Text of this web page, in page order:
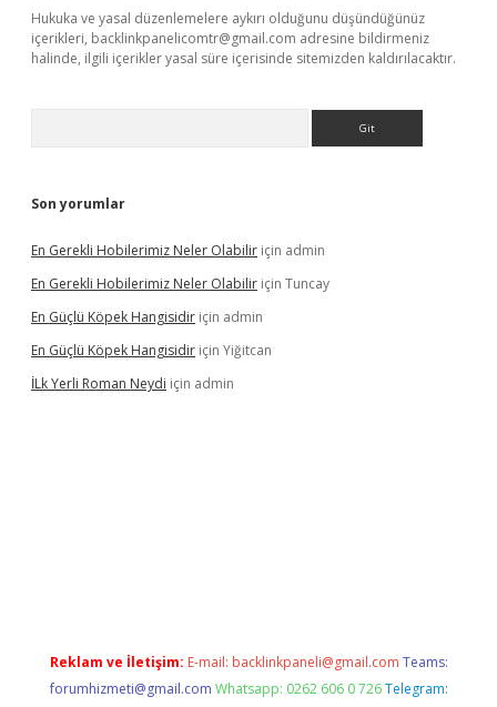
Hukuka ve yasal düzenlemelere aykırı olduğunu düşündüğünüz
içerikleri, backlinkpanelicomtr@gmail.com adresine bildirmeniz
halinde, ilgili içerikler yasal süre içerisinde sitemizden kaldırılacaktır.
Son yorumlar
En Gerekli Hobilerimiz Neler Olabilir için admin
En Gerekli Hobilerimiz Neler Olabilir için Tuncay
En Güçlü Köpek Hangisidir için admin
En Güçlü Köpek Hangisidir için Yiğitcan
İLk Yerli Roman Neydi için admin
Reklam ve İletişim: E-mail: backlinkpaneli@gmail.com Teams:
forumhizmeti@gmail.com Whatsapp: 0262 606 0 726 Telegram: